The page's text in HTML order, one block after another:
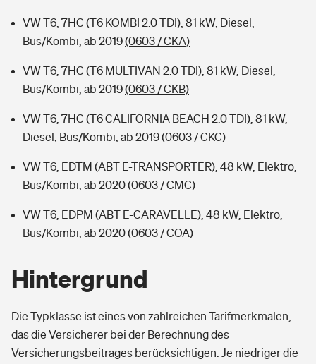
VW T6, 7HC (T6 KOMBI 2.0 TDI), 81 kW, Diesel,
Bus/Kombi, ab 2019(0603 / CKA)
VW T6, 7HC (T6 MULTIVAN 2.0 TDI), 81 kW, Diesel,
Bus/Kombi, ab 2019(0603 / CKB)
VW T6, 7HC (T6 CALIFORNIA BEACH 2.0 TDI), 81 kW,
Diesel, Bus/Kombi, ab 2019(0603 / CKC)
VW T6, EDTM (ABT E-TRANSPORTER), 48 kW, Elektro,
Bus/Kombi, ab 2020(0603 / CMC)
VW T6, EDPM (ABT E-CARAVELLE), 48 kW, Elektro,
Bus/Kombi, ab 2020(0603 / COA)
Hintergrund
Die Typklasse ist eines von zahlreichen Tarifmerkmalen,
das die Versicherer bei der Berechnung des
Versicherungsbeitrages berücksichtigen. Je niedriger die